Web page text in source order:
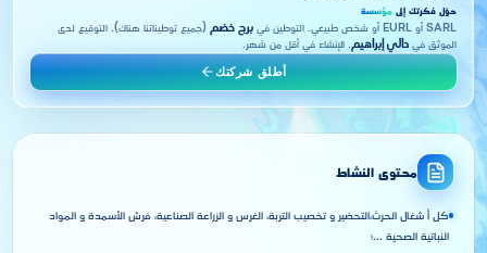
حوّل فكرتك إلى مؤسسة
SARL أو EURL أو شخص طبيعي. التوطين في برج خضم (جميع توطيناتنا هناك). التوقيع لدى
الموثق في دالي إبراهيم . الإنشاء في أقل من شهر.
أطلق شركتك
محتوى النشاط
كل أ شغال الحرث،التحضير و تخصيب التربة، الغرس و الزراعة الصناعية، فرش الأسمدة و المواد
النباتية الصحية ...؛